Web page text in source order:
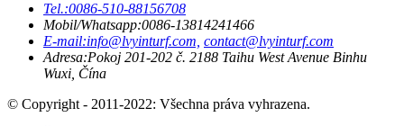
Tel.:0086-510-88156708
Mobil/Whatsapp:0086-13814241466
E-mail:info@lvyinturf.com, contact@lvyinturf.com
Adresa:Pokoj 201-202 č. 2188 Taihu West Avenue Binhu
Wuxi, Čína
© Copyright - 2011-2022: Všechna práva vyhrazena.